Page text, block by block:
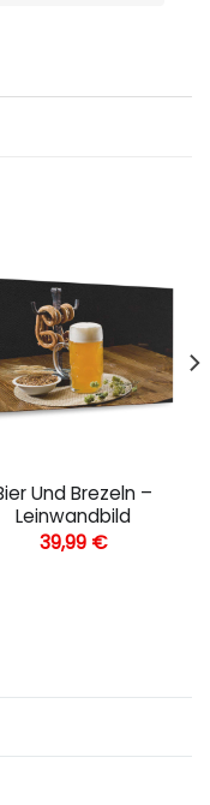
Und Brezeln –
Leinwandbild
39,99 €